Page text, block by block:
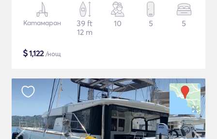
Катамаран
39 ft
12 m
10 5 5
$1,122/нощ